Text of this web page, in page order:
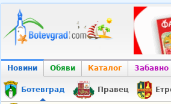
Новини Обяви Каталог Забавно
Ботевград Правец